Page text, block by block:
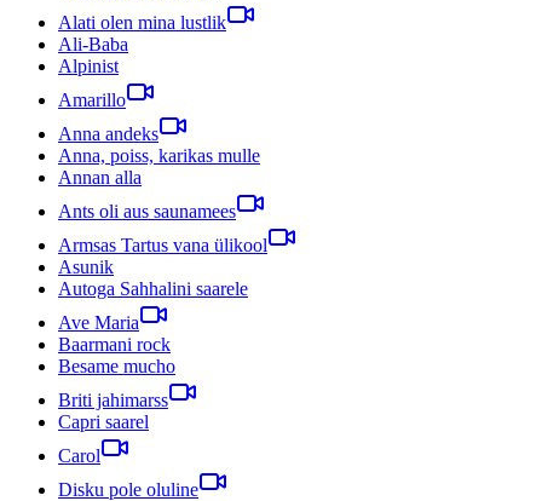
Alati olen mina lustlik
Ali-Baba
Alpinist
Amarillo
Anna andeks
Anna, poiss, karikas mulle
Annan alla
Ants oli aus saunamees
Armsas Tartus vana ülikool
Asunik
Autoga Sahhalini saarele
Ave Maria
Baarmani rock
Besame mucho
Briti jahimarss
Capri saarel
Carol
Disku pole oluline